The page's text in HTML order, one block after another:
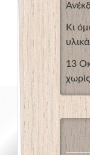
Κι
13